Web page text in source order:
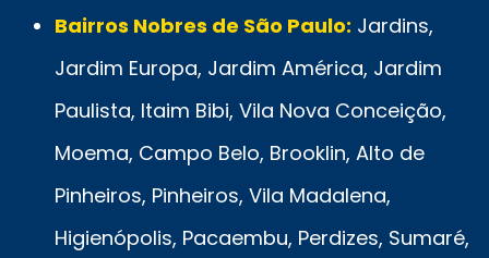
Bairros Nobres de São Paulo: Jardins,
Jardim Europa, Jardim América, Jardim
Paulista, Itaim Bibi, Vila Nova Conceição,
Moema, Campo Belo, Brooklin, Alto de
Pinheiros, Pinheiros, Vila Madalena,
Higienópolis, Pacaembu, Perdizes, Sumaré,